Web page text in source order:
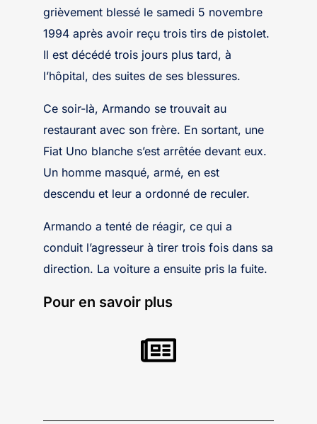
grièvement blessé le samedi 5 novembre
1994 après avoir reçu trois tirs de pistolet.
Il est décédé trois jours plus tard, à
l’hôpital, des suites de ses blessures.
Ce soir-là, Armando se trouvait au
restaurant avec son frère. En sortant, une
Fiat Uno blanche s’est arrêtée devant eux.
Un homme masqué, armé, en est
descendu et leur a ordonné de reculer.
Armando a tenté de réagir, ce qui a
conduit l’agresseur à tirer trois fois dans sa
direction. La voiture a ensuite pris la fuite.
Pour en savoir plus